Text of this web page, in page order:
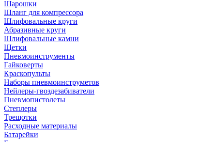
Шарошки
Шланг для компрессора
Шлифовальные круги
Абразивные круги
Шлифовальные камни
Щетки
Пневмоинструменты
Гайковерты
Краскопульты
Наборы пневмоинструметов
Нейлеры-гвоздезабиватели
Пневмопистолеты
Степлеры
Трещотки
Расходные материалы
Батарейки